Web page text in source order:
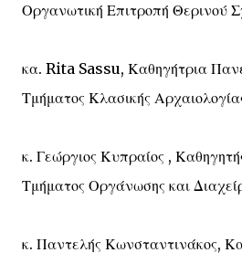
Οργανωτική Επιτροπή Θερινού
κα. Rita Sassu, Καθηγήτρια
Τμήματος Κλασικής
κ. Γεώργιος Κυπραίος ,
Τμήματος Οργάνωσης και
κ. Παντελής Κωνσταντινάκος,